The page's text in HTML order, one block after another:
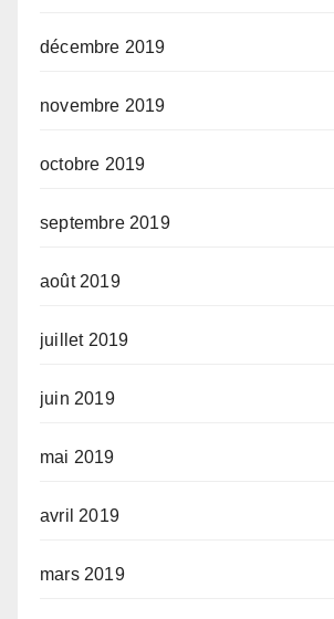
décembre 2019
novembre 2019
octobre 2019
septembre 2019
août 2019
juillet 2019
juin 2019
mai 2019
avril 2019
mars 2019